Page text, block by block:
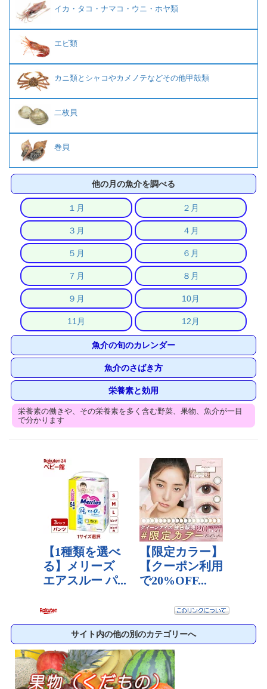
イカ・タコ・ナマコ・ウニ・ホヤ類
エビ類
カニ類とシャコやカメノテなどその他甲殻類
二枚貝
巻貝
他の月の魚介を調べる
１月 ２月
３月 ４月
５月 ６月
７月 ８月
９月 10月
11月 12月
魚介の旬のカレンダー
魚介のさばき方
栄養素と効用
栄養素の働きや、その栄養素を多く含む野菜、果物、魚介が一目
で分かります
サイト内の他の別のカテゴリーへ